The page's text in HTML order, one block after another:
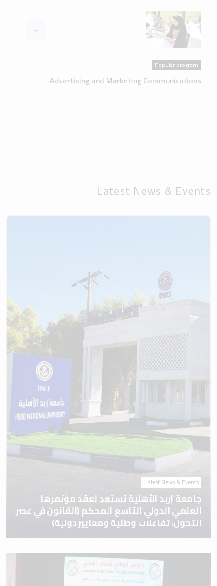
Popular program
Advertising and Marketing Communications
Latest News & Events
Latest News & Events
جامعة إربد الأهلية تَستعد لعقد مؤتمرها
العلمي الدولي التاسع المحكّم (القانون في عصر
التحول: تفاعلات وطنية ومعايير دولية)